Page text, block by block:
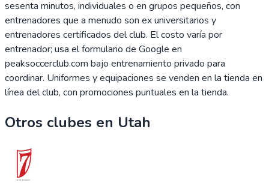
sesenta minutos, individuales o en grupos pequeños, con
entrenadores que a menudo son ex universitarios y
entrenadores certificados del club. El costo varía por
entrenador; usa el formulario de Google en
peaksoccerclub.com bajo entrenamiento privado para
coordinar. Uniformes y equipaciones se venden en la tienda en
línea del club, con promociones puntuales en la tienda.
Otros clubes en Utah